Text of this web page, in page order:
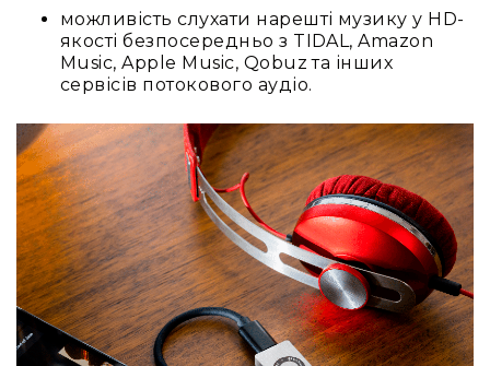
Конференційні
системи
Бари
Системи
синхронного
перекладу
Презентаційні/
екскурсійні
системи
Системи
службового
зв'язку
Панелі
керування
можливість слухати нарешті музику у HD-
якості безпосередньо з TIDAL, Amazon
Music, Apple Music, Qobuz та інших
сервісів потокового аудіо.